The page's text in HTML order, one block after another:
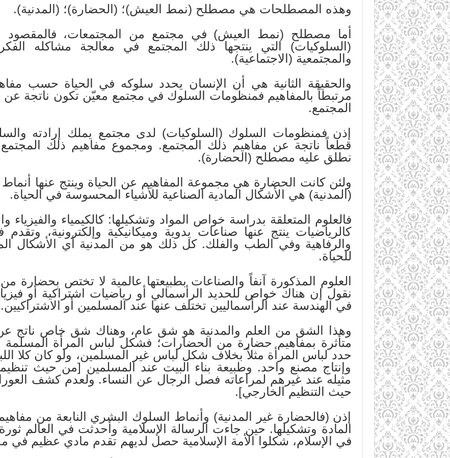
وهذه المصطلحات هي مصطلح (نمط العيش)؛ (الحضارة)؛ (المدنية).
أما مصطلح (نمط العيش) في مجتمع من المجتمعات، فالمقصود
(السلوكيات) التي ينتجها ذلك المجتمع في معالجة مشاكله
والمجتمعية (الاجتماعية).
والحقيقة الثانية هي أن الإنسان يحدد سلوكه في الحياة حسب
مرتبطاً بالمفاهيم فمنظومات السلوك في مجتمع معيّن تكون ناتجة عن
المجتمع.
إذن فمنظومات السلوك (السلوكيات) لدى مجتمع يملك إرادته
قطعاً ناتجة عن مفاهيم ذلك المجتمع. ومجموع مفاهيم ذلك
نطلق عليه مصطلح (الحضارة).
ولئن كانت الحضارة هي مجموعة المفاهيم عن الحياة وينتج عنها
(المدنية) هي الأشكال المادية الصناعية للأشياء المحسوسة في الحياة.
فالعلوم المتعلقة بدراسة خواص المواد وتشكيلها: كالكيمياء والفيزياء
كالرياضيات ينتج عنها صناعات يدوية وميكانيكية وإلكترونية،
والرفاهية وفي الطب والفلك. كل ذلك هو من المدنية أي الأشكال
للحياة.
العلوم المذكورة آنفاً والصناعات بطبيعتها عالمية لا تختص بحضارة
نقول إن هناك خواص للحديد الرأسمالي أو رياضيات اشتراكية أو فيزياء
في الهندسة عند الرأسماليين تختلف عنها عند المسلمين أو الاشتراكيين.
وهذا الشق من العلم والمدنية هو شق عام، وهناك شق خاص ناتج عن
متأثرة بمفاهيم حضارة من الحضارات؛ فشكل لباس المرأة المسلمة
حدد لباس المرأة مثلاً بخلاف شكل لباس غير المسلمين، ولو كان كلا
وإنتاج مصنع واحد. وطبيعة بناء البيت عند المسلمين [من حيث
مثيله عند غيرهم لمراعاته فصل الرجال عن النساء. ولعدم كشف
حيث التنظيم الخارجي].
إذن (فالحضارة غير المدنية) وأنماط السلوك البشري النابعة من
المادة وتشكيلها. حين جاءت الرسالة الإسلامية وأحدثت في العالم
في الإسلام، شكلوا الأمة الإسلامية حصل لديهم تقدم مادي عظيم في